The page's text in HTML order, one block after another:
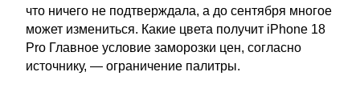
что ничего не подтверждала, а до сентября многое
может измениться. Какие цвета получит iPhone 18
Pro Главное условие заморозки цен, согласно
источнику, — ограничение палитры.